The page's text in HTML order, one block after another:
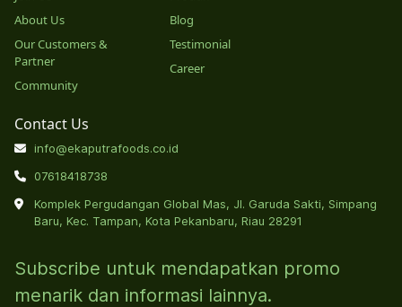
About Us
Our Customers &
Partner
Community
Blog
Testimonial
Career
Contact Us
info@ekaputrafoods.co.id
07618418738
Komplek Pergudangan Global Mas, Jl. Garuda Sakti, Simpang
Baru, Kec. Tampan, Kota Pekanbaru, Riau 28291
Subscribe untuk mendapatkan promo
menarik dan informasi lainnya.